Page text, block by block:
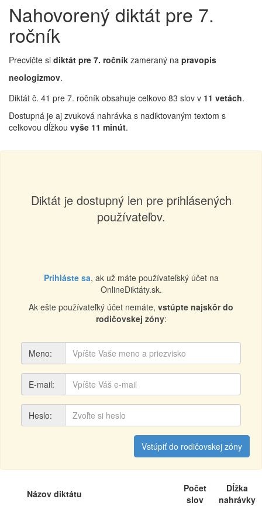
Nahovorený diktát pre 7.
ročník
Precvičte si diktát pre 7. ročník zameraný na pravopis
neologizmov.
Diktát č. 41 pre 7. ročník obsahuje celkovo 83 slov v 11 vetách.
Dostupná je aj zvuková nahrávka s nadiktovaným textom s
celkovou dĺžkou vyše 11 minút.
Diktát je dostupný len pre prihlásených
používateľov.
Prihláste sa, ak už máte používateľský účet na
OnlineDiktáty.sk.
Ak ešte používateľký účet nemáte, vstúpte najskôr do
rodičovskej zóny:
Meno:
E-mail:
Heslo:
Vstúpiť do rodičovskej zóny
Názov diktátu
Počet
slov
Dĺžka
nahrávky